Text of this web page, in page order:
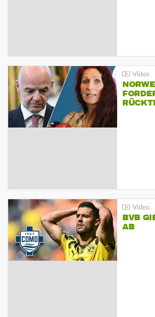
BVB
AB